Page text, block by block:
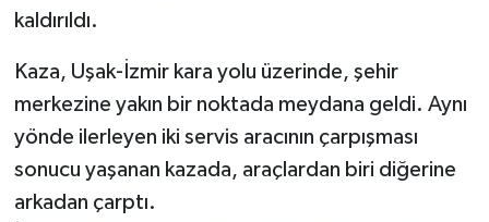
kaldırıldı.
Kaza, Uşak-İzmir kara yolu üzerinde, şehir
merkezine yakın bir noktada meydana geldi. Aynı
yönde ilerleyen iki servis aracının çarpışması
sonucu yaşanan kazada, araçlardan biri diğerine
arkadan çarptı.